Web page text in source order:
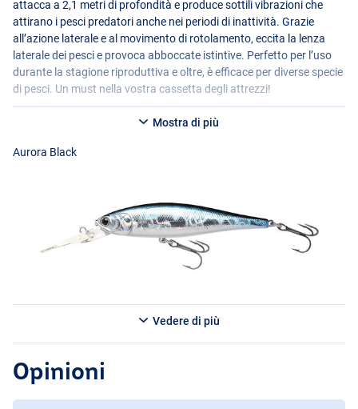
attacca a 2,1 metri di profondità e produce sottili vibrazioni che
attirano i pesci predatori anche nei periodi di inattività. Grazie
all’azione laterale e al movimento di rotolamento, eccita la lenza
laterale dei pesci e provoca abboccate istintive. Perfetto per l’uso
durante la stagione riproduttiva e oltre, è efficace per diverse specie
di pesci. Un must nella vostra cassetta degli attrezzi!
Mostra di più
Aurora Black
Vedere di più
Opinioni